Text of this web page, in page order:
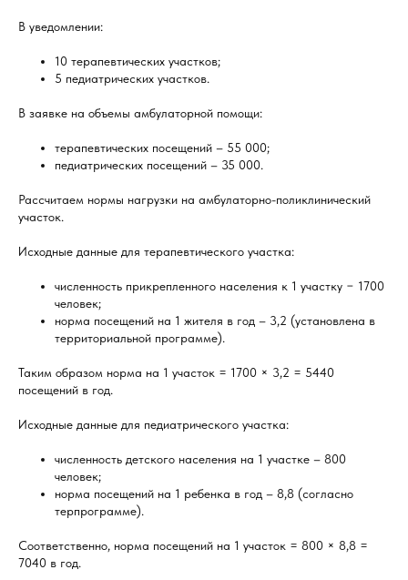
В уведомлении:
10 терапевтических участков;
5 педиатрических участков.
В заявке на объемы амбулаторной помощи:
терапевтических посещений – 55 000;
педиатрических посещений – 35 000.
Рассчитаем нормы нагрузки на амбулаторно-поликлинический
участок.
Исходные данные для терапевтического участка:
численность прикрепленного населения к 1 участку − 1700
человек;
норма посещений на 1 жителя в год – 3,2 (установлена в
территориальной программе).
Таким образом норма на 1 участок = 1700 × 3,2 = 5440
посещений в год.
Исходные данные для педиатрического участка:
численность детского населения на 1 участке – 800
человек;
норма посещений на 1 ребенка в год – 8,8 (согласно
терпрограмме).
Соответственно, норма посещений на 1 участок = 800 × 8,8 =
7040 в год.